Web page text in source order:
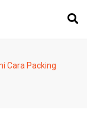
Cara Packing